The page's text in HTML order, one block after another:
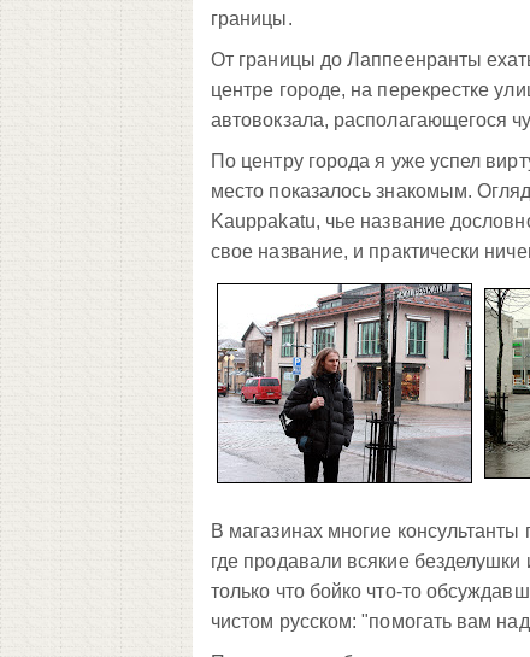
границы.
От границы до Лаппеенранты
центре городе, на перекрестке
автовокзала, располагающегося
По центру города я уже успел
место показалось знакомым.
Kauppakatu, чье название
свое название, и практически
В магазинах многие
где продавали всякие
только что бойко что-то
чистом русском: "помогать вам